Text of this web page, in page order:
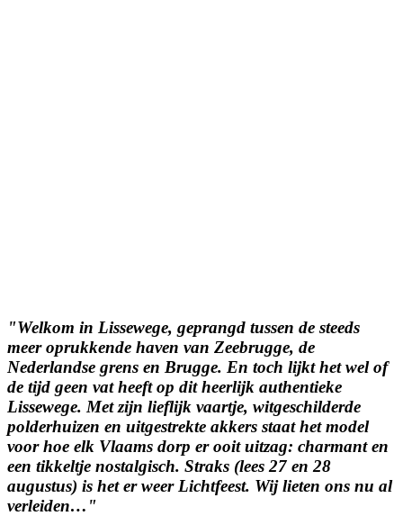
"Welkom in Lissewege, geprangd tussen de steeds
meer oprukkende haven van Zeebrugge, de
Nederlandse grens en Brugge. En toch lijkt het wel of
de tijd geen vat heeft op dit heerlijk authentieke
Lissewege. Met zijn lieflijk vaartje, witgeschilderde
polderhuizen en uitgestrekte akkers staat het model
voor hoe elk Vlaams dorp er ooit uitzag: charmant en
een tikkeltje nostalgisch. Straks (lees 27 en 28
augustus) is het er weer Lichtfeest. Wij lieten ons nu al
verleiden…"